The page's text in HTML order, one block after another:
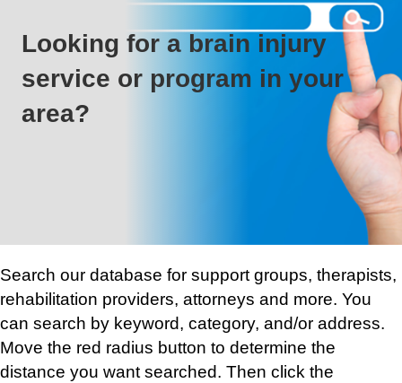
Looking for a brain injury
service or program in your
area?
Search our database for support groups, therapists,
rehabilitation providers, attorneys and more. You
can search by keyword, category, and/or address.
Move the red radius button to determine the
distance you want searched. Then click the